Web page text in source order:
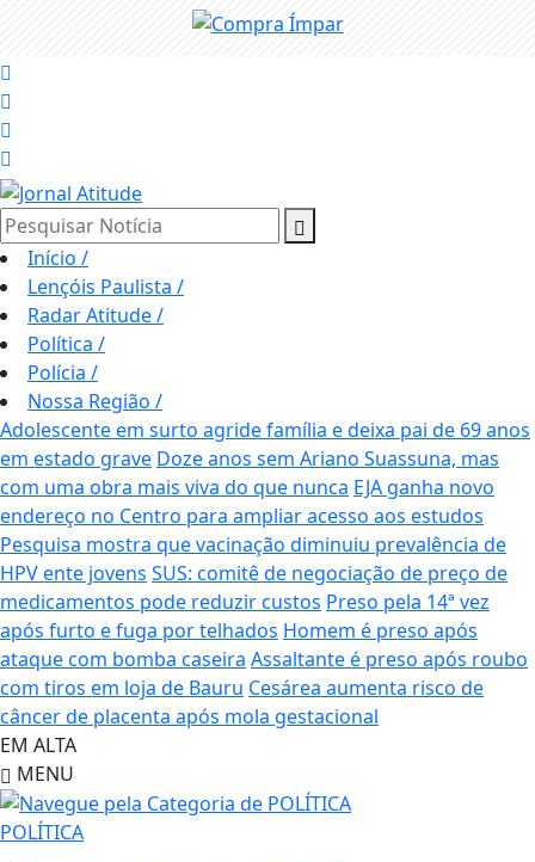
Pesquisar Notícia
Início /
Lençóis Paulista /
Radar Atitude/
Política /
Polícia /
Nossa Região /
Adolescente em surto agride família e deixa pai de 69 anos
em estado grave Doze anos sem Ariano Suassuna, mas
com uma obra mais viva do que nunca EJA ganha novo
endereço no Centro para ampliar acesso aos estudos
Pesquisa mostra que vacinação diminuiu prevalência de
HPV ente jovens SUS: comitê de negociação de preço de
medicamentos pode reduzir custos Preso pela 14ª vez
após furto e fuga por telhados Homem é preso após
ataque com bomba caseira Assaltante é preso após roubo
com tiros em loja de Bauru Cesárea aumenta risco de
câncer de placenta após mola gestacional
EM ALTA
MENU
POLÍTICA